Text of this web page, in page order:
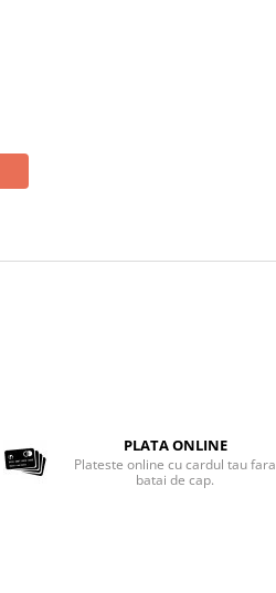
PLATA ONLINE
Plateste online cu cardul tau fara
batai de cap.